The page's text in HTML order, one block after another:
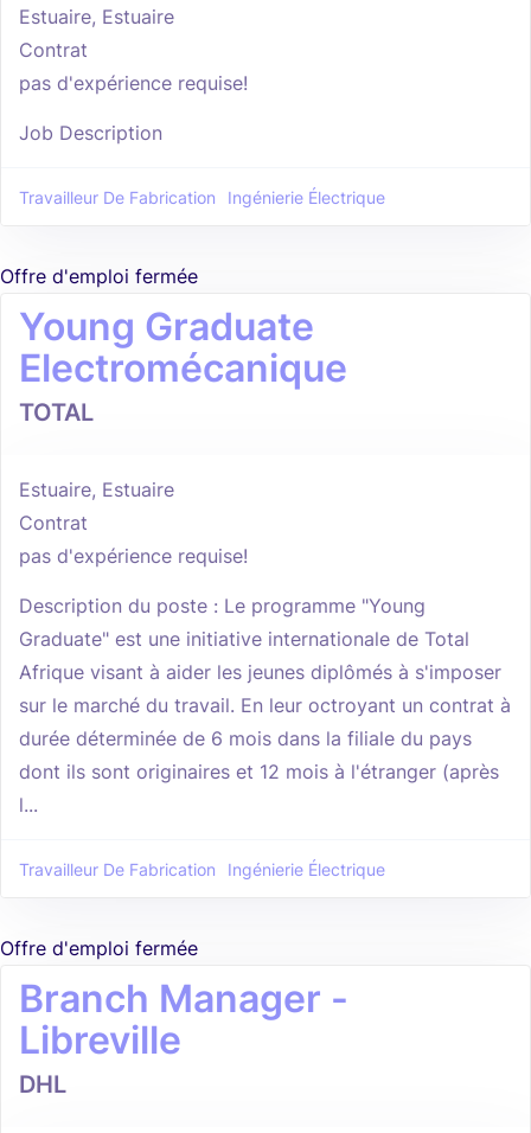
Estuaire, Estuaire
Contrat
pas d'expérience requise!
Job Description
Travailleur De Fabrication Ingénierie Électrique
Offre d'emploi fermée
Young Graduate
Electromécanique
TOTAL
Estuaire, Estuaire
Contrat
pas d'expérience requise!
Description du poste : Le programme "Young
Graduate" est une initiative internationale de Total
Afrique visant à aider les jeunes diplômés à s'imposer
sur le marché du travail. En leur octroyant un contrat à
durée déterminée de 6 mois dans la filiale du pays
dont ils sont originaires et 12 mois à l'étranger (après
l...
Travailleur De Fabrication Ingénierie Électrique
Offre d'emploi fermée
Branch Manager -
Libreville
DHL